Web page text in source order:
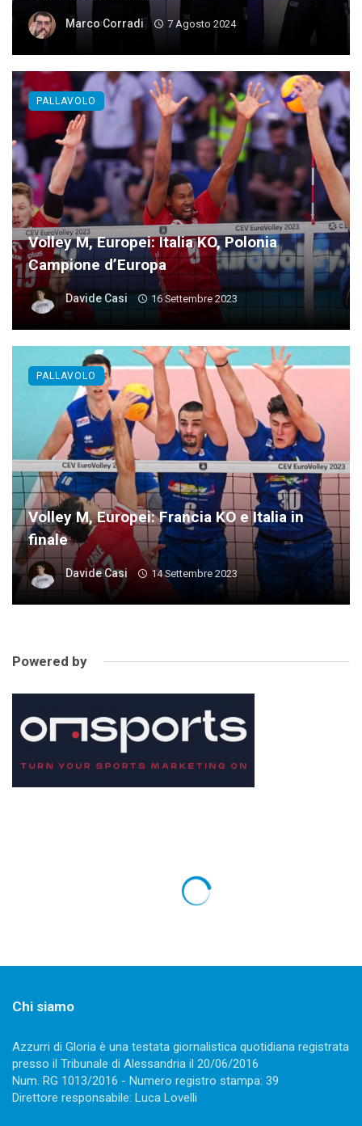
Marco Corradi 7 Agosto 2024
Volley M, Europei: Italia KO, Polonia
Campione d’Europa
Davide Casi 16 Settembre 2023
PALLAVOLO
Volley M, Europei: Francia KO e Italia in
finale
Davide Casi 14 Settembre 2023
PALLAVOLO
Powered by
0
Il golfista inglese si è imposto davanti a Lee e Soderberg